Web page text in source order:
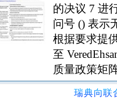
的决议 7 进
问号 () 表示
根据要求提
至
质量政策矩
括主要的空